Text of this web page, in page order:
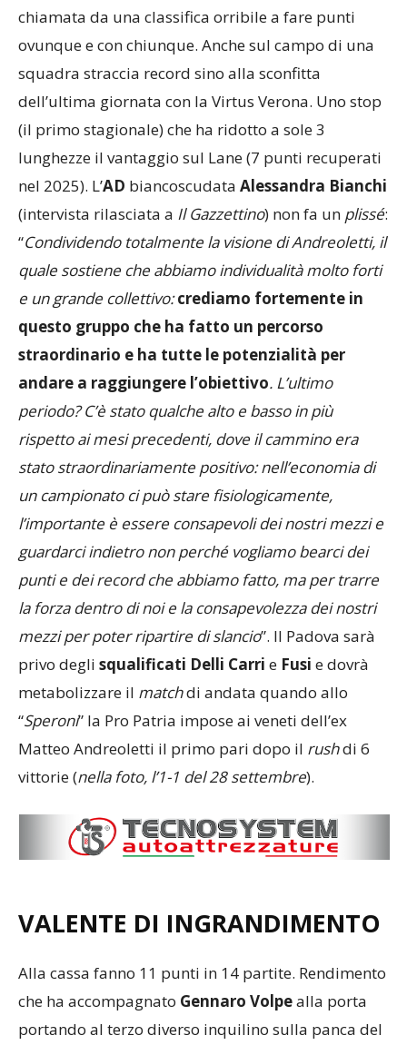
chiamata da una classifica orribile a fare punti
ovunque e con chiunque. Anche sul campo di una
squadra straccia record sino alla sconfitta
dell’ultima giornata con la Virtus Verona. Uno stop
(il primo stagionale) che ha ridotto a sole 3
lunghezze il vantaggio sul Lane (7 punti recuperati
nel 2025). L’AD biancoscudata Alessandra Bianchi
(intervista rilasciata a Il Gazzettino) non fa un plissé:
“Condividendo totalmente la visione di Andreoletti, il
quale sostiene che abbiamo individualità molto forti
e un grande collettivo:crediamo fortemente in
questo gruppo che ha fatto un percorso
straordinario e ha tutte le potenzialità per
andare a raggiungere l’obiettivo. L’ultimo
periodo? C’è stato qualche alto e basso in più
rispetto ai mesi precedenti, dove il cammino era
stato straordinariamente positivo: nell’economia di
un campionato ci può stare fisiologicamente,
l’importante è essere consapevoli dei nostri mezzi e
guardarci indietro non perché vogliamo bearci dei
punti e dei record che abbiamo fatto, ma per trarre
la forza dentro di noi e la consapevolezza dei nostri
mezzi per poter ripartire di slancio”. Il Padova sarà
privo degli squalificati Delli Carri e Fusi e dovrà
metabolizzare il matchdi andata quando allo
“Speroni” la Pro Patria impose ai veneti dell’ex
Matteo Andreoletti il primo pari dopo il rushdi 6
vittorie (nella foto, l’1-1 del 28 settembre).
VALENTE DI INGRANDIMENTO
Alla cassa fanno 11 punti in 14 partite. Rendimento
che ha accompagnato Gennaro Volpealla porta
portando al terzo diverso inquilino sulla panca del